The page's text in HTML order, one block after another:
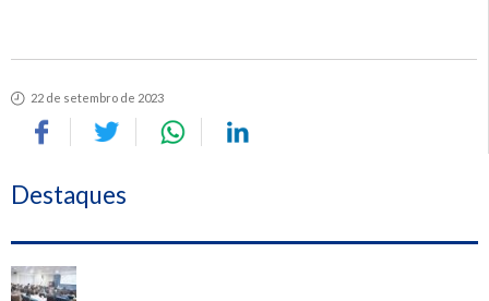
22 de setembro de 2023
Destaques